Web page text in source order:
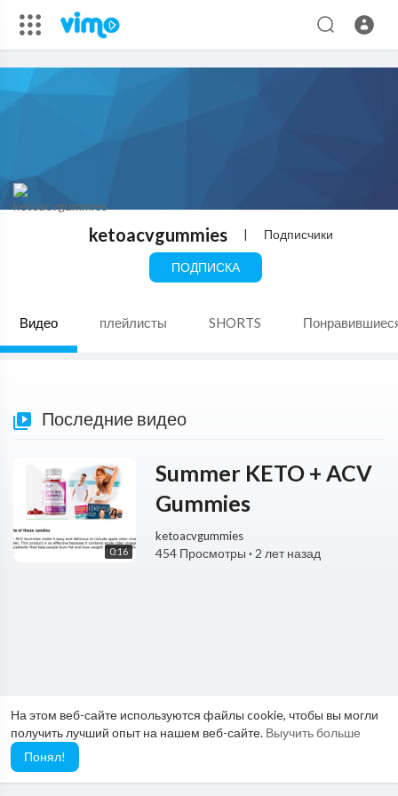
На этом веб-сайте используются файлы cookie, чтобы вы могли
получить лучший опыт на нашем веб-сайте. Выучить больше
Понял!
ketoacvgummies | Подписчики
ПОДПИСКА
Видео плейлисты SHORTS
Последние видео
0:16
Summer KETO + ACV
Gummies
ketoacvgummies
454 Просмотры · 2 лет назад